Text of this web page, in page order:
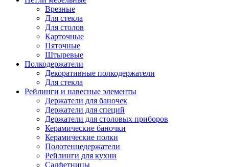
Врезные
Для стекла
Для столов
Карточные
Пяточные
Штыревые
Полкодержатели
Декоративные полкодержатели
Для стекла
Рейлинги и навесные элементы
Держатели для баночек
Держатели для специй
Держатели для столовых приборов
Керамические баночки
Керамические полки
Полотенцедержатели
Рейлинги для кухни
Салфетницы